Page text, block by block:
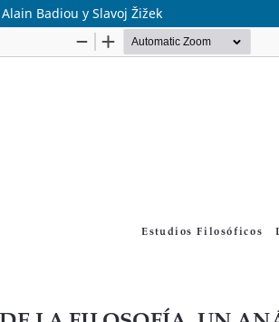
Badiou y Slavoj Žižek